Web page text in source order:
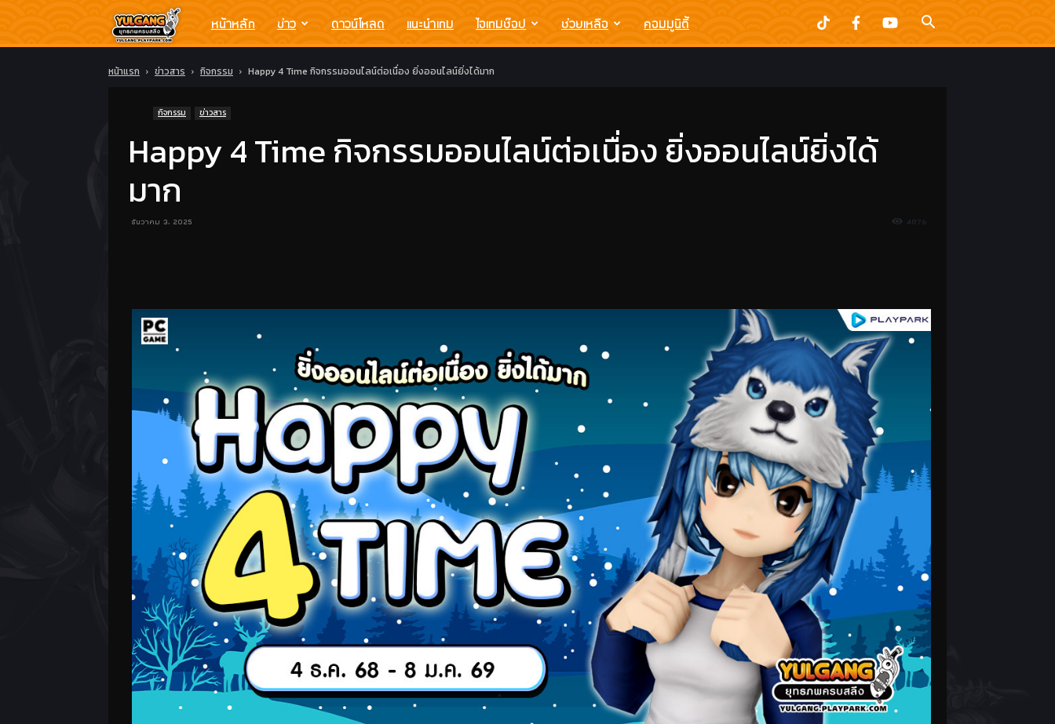
Yulgang
โย
วกัง
ยุทธ
สลึง
หน้าหลัก ข่าว ดาวน์โหลด แนะนำเกม ไอเทมช๊อป ช่วยเหลือ คอมมูนิตี้
หน้าแรก ข่าวสาร กิจกรรม Happy 4 Time กิจกรรมออนไลน์ต่อเนื่อง ยิ่งออนไลน์ยิ่งได้มาก
กิจกรรม ข่าวสาร
Happy 4 Time กิจกรรมออนไลน์ต่อเนื่อง ยิ่งออนไลน์ยิ่งได้
มาก
ธันวาคม 3, 2025 4876